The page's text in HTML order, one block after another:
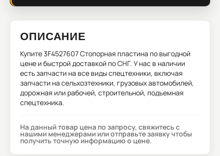
ОПИСАНИЕ
Купите3F4527607 Стопорная пластина по выгодной
цене и быстрой доставкой по СНГ. У нас в наличии
есть запчасти на все виды спецтехники, включая
запчасти на сельхозтехники, грузовых автомобилей,
дорожная или рабочей, строительной, подъемная
спецтехника.
На данный товар цена по запросу, свяжитесь с
нашими менеджерами или отправьте заявку чтобы
получить точную информацию о цене.